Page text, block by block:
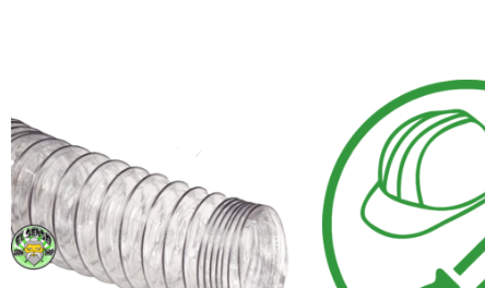
hasta
$34.300,00
variantes.
Las
opciones
se